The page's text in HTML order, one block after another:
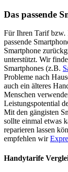
Das passende
Für Ihren Tarif bzw.
passende
Smartphone
unterstützt. Wir
Smartphones (z.B.
Probleme nach
auch ein älteres
Menschen
Leistungspotential
Mit den gängisten
sollte einmal etwas
reparieren lassen
empfehlen wir
Handytarife